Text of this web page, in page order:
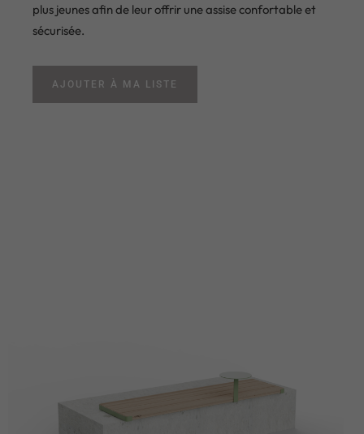
plus jeunes afin de leur offrir une assise confortable et
sécurisée.
AJOUTER À MA LISTE